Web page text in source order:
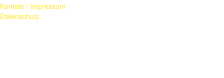
Kontakt / Impressum
Datenschutz